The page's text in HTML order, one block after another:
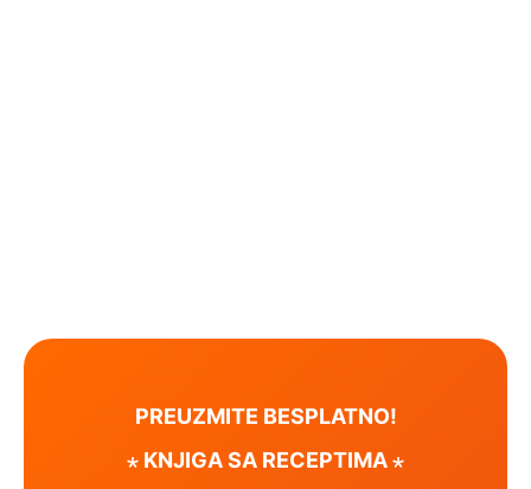
PREUZMITE BESPLATNO!
⋆ KNJIGA SA RECEPTIMA ⋆